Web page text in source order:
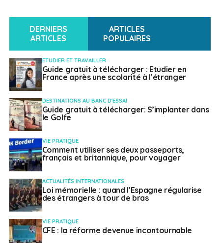
DERNIERS
ARTICLES
ARTICLES
POPULAIRES
ETUDIER ET TRAVAILLER
Guide gratuit à télécharger : Etudier en
France après une scolarité à l’étranger
DESTINATIONS AU BANC D'ESSAI
Guide gratuit à télécharger: S’implanter dans
le Golfe
VIE PRATIQUE
Comment utiliser ses deux passeports,
français et britannique, pour voyager
ACTUALITÉS INTERNATIONALES
Loi mémorielle : quand l’Espagne régularise
des étrangers à tour de bras
VIE PRATIQUE
CFE : la réforme devenue incontournable